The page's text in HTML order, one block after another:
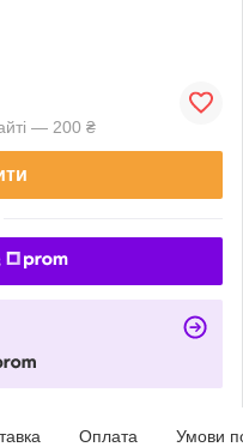
— 200 ₴
Оплата Умови